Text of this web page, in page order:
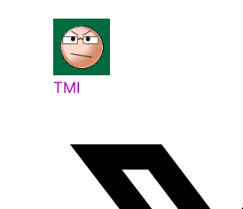
TMI